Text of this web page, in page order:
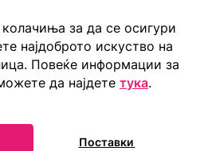
за да се осигури
најдоброто искуство на
Повеќе информации за
да најдете тука.
Поставки